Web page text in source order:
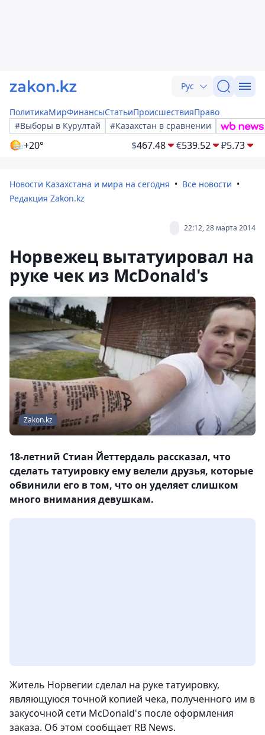
Рус
ПолитикаМирФинансыСтатьиПроисшествияПраво
#Выборы в Курултай
#Казахстан в сравнении
+20° $467.48 €539.52 ₽5.73
Новости Казахстана и мира на сегодня
Все новости
Редакция Zakon.kz
22:12, 28 марта 2014
Норвежец вытатуировал на
руке чек из McDonald's
Zakon.kz
18-летний Стиан Йеттердаль рассказал, что
сделать татуировку ему велели друзья, которые
обвинили его в том, что он уделяет слишком
много внимания девушкам.
Житель Норвегии сделал на руке татуировку,
являющуюся точной копией чека, полученного им в
закусочной сети McDonald's после оформления
заказа. Об этом сообщает RB News.